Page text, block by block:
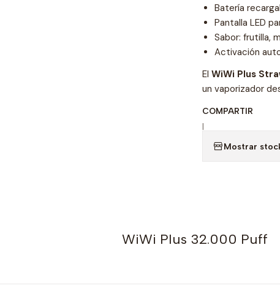
Batería
Pantalla LED
Sabor: frutilla,
Activación
El WiWi Plus
un vaporizador
COMPARTIR
|
Mostrar
WiWi Plus 32.000 Puff